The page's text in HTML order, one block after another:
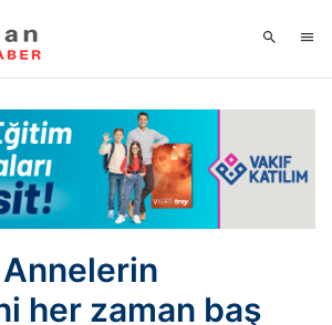
her zaman baş